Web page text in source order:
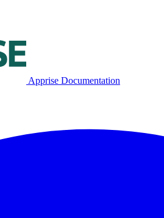
Apprise Documentation